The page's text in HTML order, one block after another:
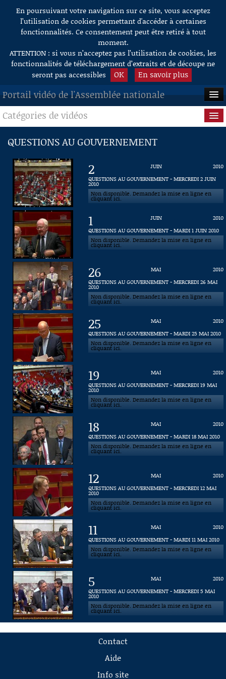
Aller au contenu
En poursuivant votre navigation sur ce site, vous acceptez
l’utilisation de cookies permettant d'accéder à certaines
fonctionnalités. Ce consentement peut être retiré à tout
moment.
ATTENTION : si vous n’acceptez pas l’utilisation de cookies, les
fonctionnalités de téléchargement d’extraits et de découpe ne
seront pas accessibles
OK En savoir plus
Portail vidéo de l'Assemblée nationale
ACCUEIL
EN DIRECT
À LA DEMANDE
RECHERCHE
AIDE À LA DÉCOUPE
DE VIDÉOS
Catégories de vidéos
Séance publique
Questions au Gouvernement
Commissions
Présidence
Évènements
Connaissance, Histoire
Autres
QUESTIONS AU GOUVERNEMENT
2 JUIN
2010
QUESTIONS AU GOUVERNEMENT - MERCREDI 2 JUIN
2010
Non disponible. Demandez la mise en ligne en
cliquant ici.
1 JUIN
2010
QUESTIONS AU GOUVERNEMENT - MARDI 1 JUIN 2010
Non disponible. Demandez la mise en ligne en
cliquant ici.
26 MAI
2010
QUESTIONS AU GOUVERNEMENT - MERCREDI 26 MAI
2010
Non disponible. Demandez la mise en ligne en
cliquant ici.
25 MAI
2010
QUESTIONS AU GOUVERNEMENT - MARDI 25 MAI 2010
Non disponible. Demandez la mise en ligne en
cliquant ici.
19 MAI
2010
QUESTIONS AU GOUVERNEMENT - MERCREDI 19 MAI
2010
Non disponible. Demandez la mise en ligne en
cliquant ici.
18 MAI
2010
QUESTIONS AU GOUVERNEMENT - MARDI 18 MAI 2010
Non disponible. Demandez la mise en ligne en
cliquant ici.
12 MAI
2010
QUESTIONS AU GOUVERNEMENT - MERCREDI 12 MAI
2010
Non disponible. Demandez la mise en ligne en
cliquant ici.
11 MAI
2010
QUESTIONS AU GOUVERNEMENT - MARDI 11 MAI 2010
Non disponible. Demandez la mise en ligne en
cliquant ici.
5 MAI
2010
QUESTIONS AU GOUVERNEMENT - MERCREDI 5 MAI
2010
Non disponible. Demandez la mise en ligne en
cliquant ici.
Contact
Aide
Info site